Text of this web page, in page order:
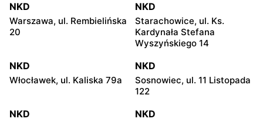
NKD
Warszawa, ul. Rembielińska
20
NKD
Starachowice, ul. Ks.
Kardynała Stefana
Wyszyńskiego 14
NKD
Włocławek, ul. Kaliska 79a
NKD
Sosnowiec, ul. 11 Listopada
122
NKD NKD